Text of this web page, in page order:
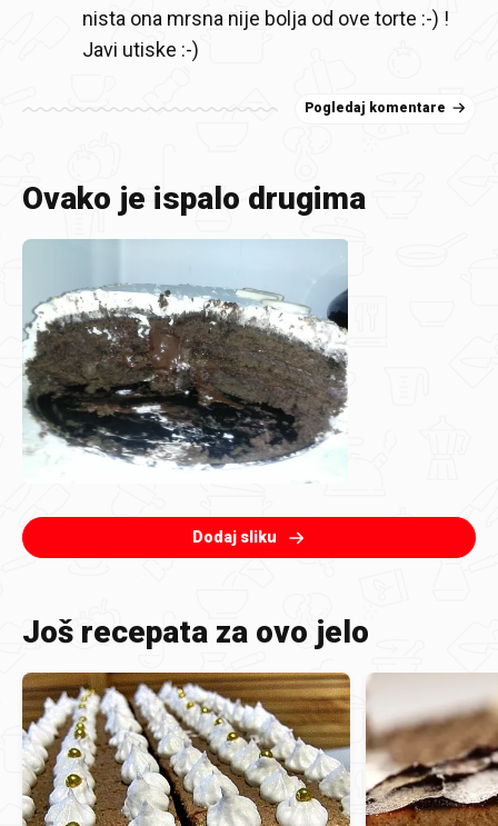
nista ona mrsna nije bolja od ove torte :-) !
Javi utiske :-)
Pogledaj komentare
Ovako je ispalo drugima
Dodaj sliku
Još recepata za ovo jelo